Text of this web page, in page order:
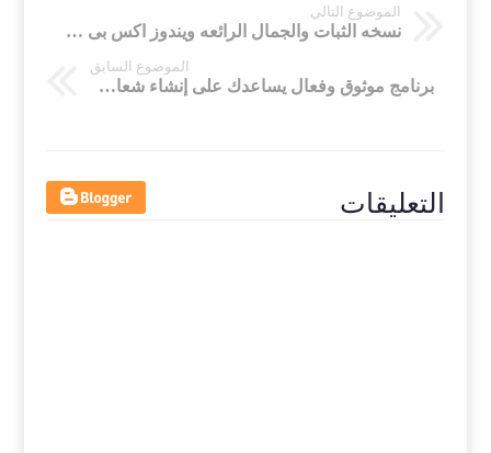
الموضوع التالي
نسخه الثبات والجمال الرائعه ويندوز اكس بى Windows Xp Speeder Sp3 V.2 باخر التحديثات
الموضوع السابق
برنامج موثوق وفعال يساعدك على إنشاء شعارات مذهلة وأعمال فنية رائعة Sothink Logo Maker Professional
التعليقات